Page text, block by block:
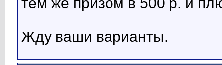
Жду ваши варианты.